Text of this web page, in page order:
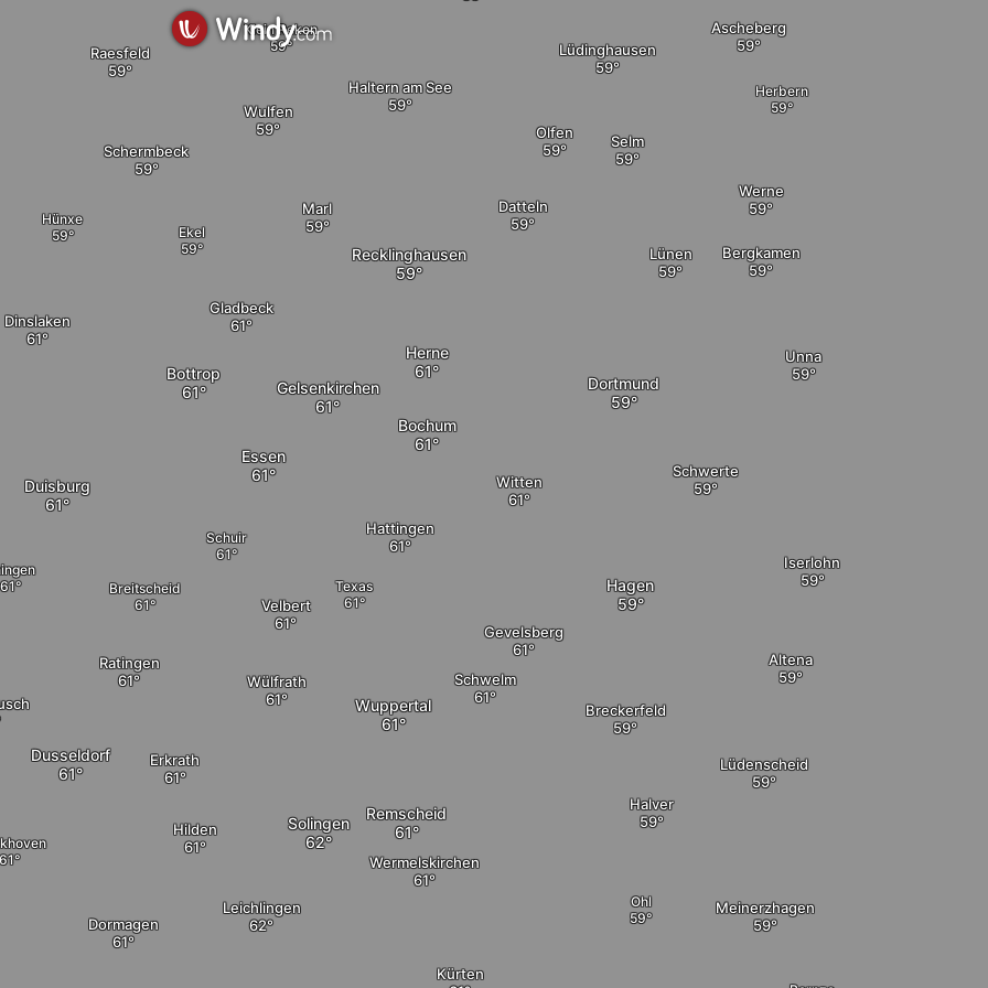
Remscheid
Wuppertal
Wülfrath
Gevelsberg
Schwelm
Texas
Velbert
Iserlohn
Breckerfeld
Lüdenscheid
Halver
Hagen
Altena
Gladbeck
Essen
Bottrop
Duisburg
Dinslaken
Witten
Bochum
Herne
Recklinghausen
Gelsenkirchen
Hattingen
Unna
Dortmund
Lünen Bergkamen
Schwerte
Wermelskirchen
Solingen
Kürten
Meinerzhagen
Ohl
Marl
Olfen
Datteln
Haltern am See
Klein Reken
Selm
Lüdinghausen
Werne
Herbern
Ascheberg
Ekel
Schermbeck
Wulfen
Raesfeld
Hünxe
Leichlingen
Dormagen
Hilden
Ratingen
Erkrath
Dusseldorf
Schuir
Breitscheid